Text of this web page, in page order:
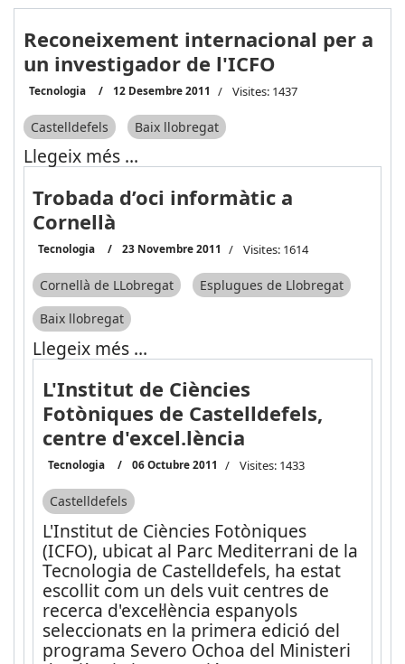
Reconeixement internacional per a
un investigador de l'ICFO
Tecnologia 12 Desembre 2011 Visites: 1437
Castelldefels Baix llobregat
Llegeix més …
Trobada d’oci informàtic a
Cornellà
Tecnologia 23 Novembre 2011 Visites: 1614
Cornellà de LLobregat
Esplugues de Llobregat
Baix llobregat
Llegeix més …
L'Institut de Ciències
Fotòniques de Castelldefels,
centre d'excel.lència
Tecnologia 06 Octubre 2011 Visites: 1433
Castelldefels
L'Institut de Ciències Fotòniques
(ICFO), ubicat al Parc Mediterrani de la
Tecnologia de Castelldefels, ha estat
escollit com un dels vuit centres de
recerca d'excel·lència espanyols
seleccionats en la primera edició del
programa Severo Ochoa del Ministeri